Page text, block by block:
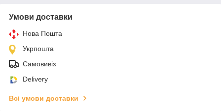
Умови доставки
Нова Пошта
Укрпошта
Самовивіз
Delivery
Всі умови доставки